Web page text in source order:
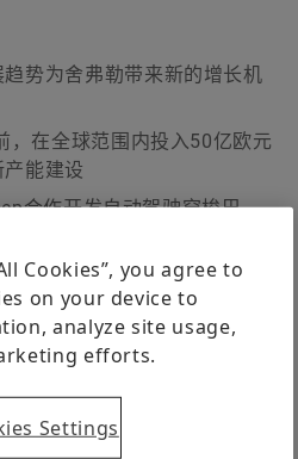
舍弗勒大中华区
势为舍弗勒带来新的增长机
，在全球范围内投入50亿欧元
能建设
合作开发自动驾驶穿梭巴
日 | 舍弗勒在电驱动领域提供
从电机到热管理的全面产品组
到电动飞行器的广泛应用领
域斩获50亿欧元新订单，自
来，公司在该领域累计订单
Cookies”, you agree to
on your device to
analyze site usage,
efforts.
Settings